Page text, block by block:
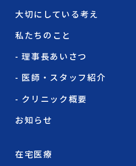
大切にしている考え
私たちのこと
- 理事長あいさつ
- 医師・スタッフ紹介
- クリニック概要
お知らせ
在宅医療